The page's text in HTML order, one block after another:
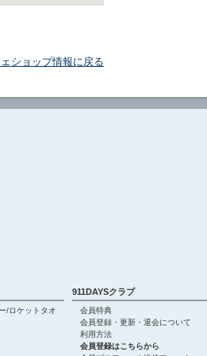
ショップ情報に戻る
/ロケットタオ
911DAYSクラブ
会員特典
会員登録・更新・退会について
利用方法
会員登録はこちらから